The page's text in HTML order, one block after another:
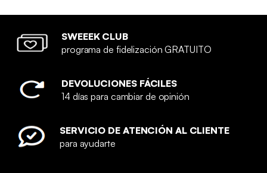
SWEEEK CLUB
programa de fidelización GRATUITO
DEVOLUCIONES FÁCILES
14 días para cambiar de opinión
SERVICIO DE ATENCIÓN AL CLIENTE
para ayudarte